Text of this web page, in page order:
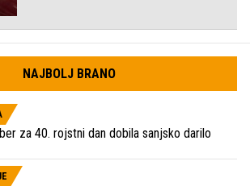
NAJBOLJ BRANO
za 40. rojstni dan dobila sanjsko darilo